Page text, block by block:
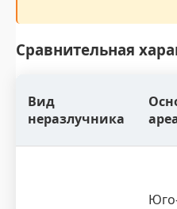
Сравнительная
Вид
неразлучника